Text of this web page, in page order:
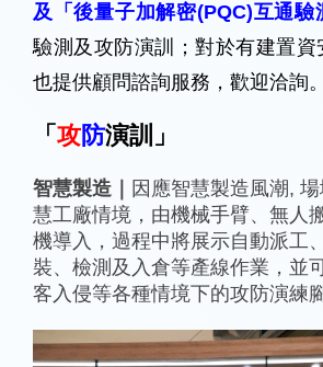
及「後量子加解密(PQC)互通驗
驗測及攻防演訓；對於有建置資
也提供顧問諮詢服務，歡迎洽詢。
「 攻防演訓 」
智慧製造｜
因應智慧製造風潮,
慧工廠情境，由機械手臂、無人
機導入，過程中將展示自動派工
裝、檢測及入倉等產線作業，並
客入侵等各種情境下的攻防演練